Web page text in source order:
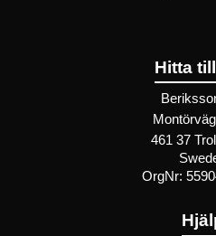
Hitta
461 37
OrgNr: